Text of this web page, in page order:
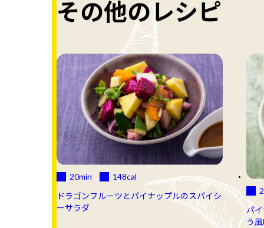
その他のレシピ
20min 148cal
ドラゴンフルーツとパイナップルのスパイシ
ーサラダ
パ
う